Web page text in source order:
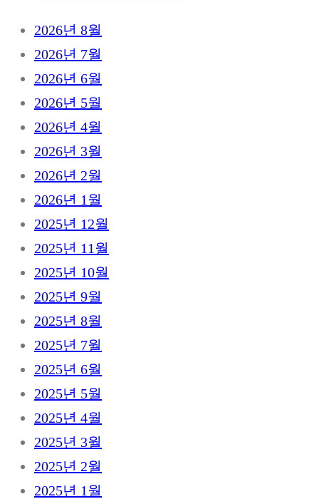
2026년 8월
2026년 7월
2026년 6월
2026년 5월
2026년 4월
2026년 3월
2026년 2월
2026년 1월
2025년 12월
2025년 11월
2025년 10월
2025년 9월
2025년 8월
2025년 7월
2025년 6월
2025년 5월
2025년 4월
2025년 3월
2025년 2월
2025년 1월